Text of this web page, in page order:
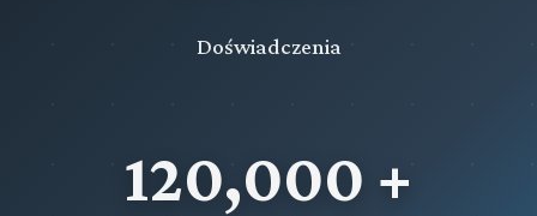
Doświadczenia
120,000 +